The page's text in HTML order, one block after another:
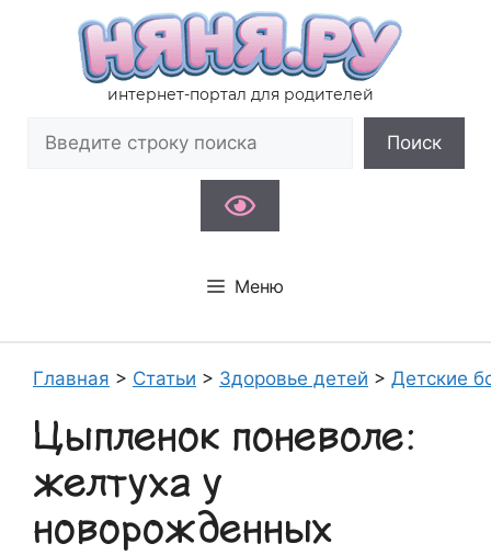
содержимому
интернет-портал для родителей
Поиск
Меню
Главная > Статьи > Здоровье детей > Детские
Цыпленок поневоле:
желтуха у
новорожденных